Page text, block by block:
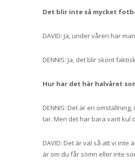
Det blir inte så mycket
DAVID: Ja, under våren har
DENNIS: Ja, det blir skönt
Hur har det här halvåret
DENNIS: Det är en
tar. Men det har bara varit kul
DAVID: Det är väl så att vi
är om du får sömn eller inte